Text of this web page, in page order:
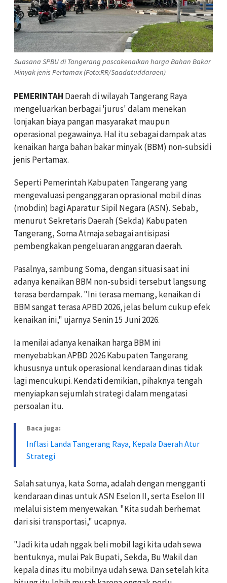
Suasana SPBU di Tangerang pascakenaikan harga Bahan Bakar
Minyak jenis Pertamax (Foto:RR/Saadatuddaraen)
PEMERINTAH Daerahdi wilayah Tangerang Raya
mengeluarkan berbagai 'jurus' dalam menekan
lonjakan biaya pangan masyarakat maupun
operasional pegawainya. Hal itu sebagai dampak atas
kenaikan harga bahan bakar minyak (BBM) non-subsidi
jenis Pertamax.
Seperti Pemerintah Kabupaten Tangerang yang
mengevaluasi penganggaran oprasional mobil dinas
(mobdin) bagi Aparatur Sipil Negara (ASN). Sebab,
menurut Sekretaris Daerah (Sekda) Kabupaten
Tangerang, Soma Atmaja sebagai antisipasi
pembengkakan pengeluaran anggaran daerah.
Pasalnya, sambung Soma, dengan situasi saat ini
adanya kenaikan BBM non-subsidi tersebut langsung
terasa berdampak. "Ini terasa memang, kenaikan di
BBM sangat terasa APBD 2026, jelas belum cukup efek
kenaikan ini," ujarnya Senin 15 Juni 2026.
Ia menilai adanya kenaikan harga BBM ini
menyebabkan APBD 2026 Kabupaten Tangerang
khususnya untuk operasional kendaraan dinas tidak
lagi mencukupi. Kendati demikian, pihaknya tengah
menyiapkan sejumlah strategi dalam mengatasi
persoalan itu.
Baca juga:
Inflasi Landa Tangerang Raya, Kepala Daerah Atur
Strategi
Salah satunya, kata Soma, adalah dengan mengganti
kendaraan dinas untuk ASN Eselon II, serta Eselon III
melalui sistem menyewakan. "Kita sudah berhemat
dari sisi transportasi," ucapnya.
"Jadi kita udah nggak beli mobil lagi kita udah sewa
bentuknya, mulai Pak Bupati, Sekda, Bu Wakil dan
kepala dinas itu mobilnya udah sewa. Dan setelah kita